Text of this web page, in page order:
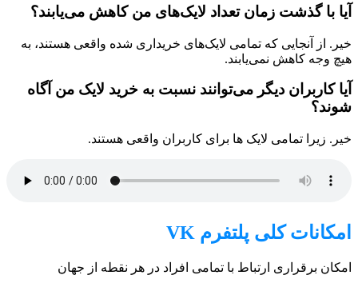
آیا با گذشت زمان تعداد لایک‌های من کاهش می‌یابند؟
خیر. از آنجایی که تمامی لایک‌های خریداری شده واقعی هستند، به
هیچ وجه کاهش نمی‌یابند.
آیا کاربران دیگر می‌توانند نسبت به خرید لایک من آگاه
شوند؟
خیر. زیرا تمامی لایک ها برای کاربران واقعی هستند.
امکانات کلی پلتفرم VK
امکان برقراری ارتباط با تمامی افراد در هر نقطه از جهان